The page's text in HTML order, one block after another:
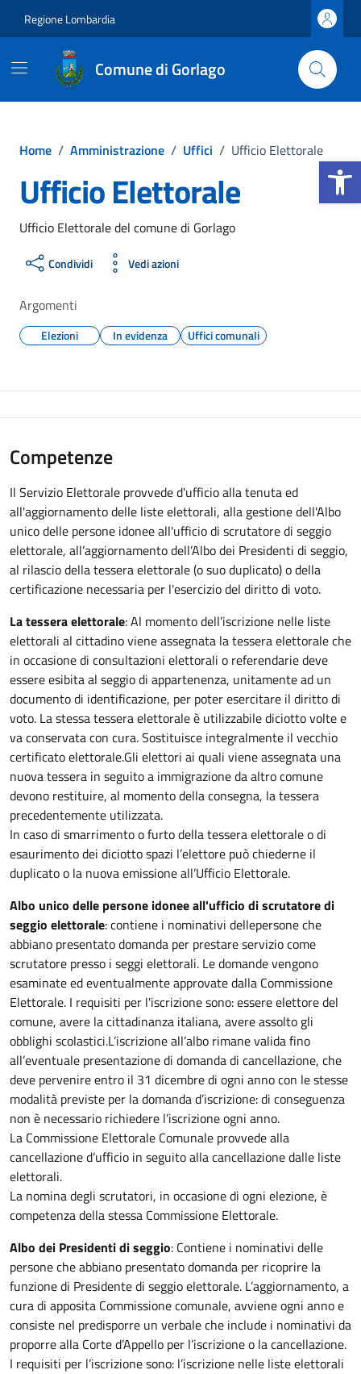
Apri la
Regione Lombardia
Comune di Gorlago
Home / Amministrazione / Uffici / Ufficio Elettorale
Ufficio Elettorale
Ufficio Elettorale del comune di Gorlago
Condividi Vedi azioni
Argomenti
Elezioni In evidenza Uffici comunali
Competenze
Il Servizio Elettorale provvede d'ufficio alla tenuta ed
all'aggiornamento delle liste elettorali, alla gestione dell'Albo
unico delle persone idonee all'ufficio di scrutatore di seggio
elettorale, all’aggiornamento dell’Albo dei Presidenti di seggio,
al rilascio della tessera elettorale (o suo duplicato) o della
certificazione necessaria per l'esercizio del diritto di voto.
La tessera elettorale: Al momento dell’iscrizione nelle liste
elettorali al cittadino viene assegnata la tessera elettorale che
in occasione di consultazioni elettorali o referendarie deve
essere esibita al seggio di appartenenza, unitamente ad un
documento di identificazione, per poter esercitare il diritto di
voto. La stessa tessera elettorale è utilizzabile diciotto volte e
va conservata con cura. Sostituisce integralmente il vecchio
certificato elettorale.Gli elettori ai quali viene assegnata una
nuova tessera in seguito a immigrazione da altro comune
devono restituire, al momento della consegna, la tessera
precedentemente utilizzata.
In caso di smarrimento o furto della tessera elettorale o di
esaurimento dei diciotto spazi l’elettore può chiederne il
duplicato o la nuova emissione all’Ufficio Elettorale.
Albo unico delle persone idonee all'ufficio di scrutatore di
seggio elettorale: contiene i nominativi dellepersone che
abbiano presentato domanda per prestare servizio come
scrutatore presso i seggi elettorali. Le domande vengono
esaminate ed eventualmente approvate dalla Commissione
Elettorale. I requisiti per l'iscrizione sono: essere elettore del
comune, avere la cittadinanza italiana, avere assolto gli
obblighi scolastici.L’iscrizione all’albo rimane valida fino
all’eventuale presentazione di domanda di cancellazione, che
deve pervenire entro il 31 dicembre di ogni anno con le stesse
modalità previste per la domanda d’iscrizione: di conseguenza
non è necessario richiedere l’iscrizione ogni anno.
La Commissione Elettorale Comunale provvede alla
cancellazione d’ufficio in seguito alla cancellazione dalle liste
elettorali.
La nomina degli scrutatori, in occasione di ogni elezione, è
competenza della stessa Commissione Elettorale.
Albo dei Presidenti di seggio: Contiene i nominativi delle
persone che abbiano presentato domanda per ricoprire la
funzione di Presidente di seggio elettorale. L’aggiornamento, a
cura di apposita Commissione comunale, avviene ogni anno e
consiste nel predisporre un verbale che include i nominativi da
proporre alla Corte d’Appello per l’iscrizione o la cancellazione.
I requisiti per l’iscrizione sono: l’iscrizione nelle liste elettorali